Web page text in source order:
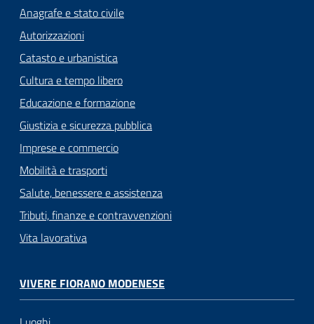
Anagrafe e stato civile
Autorizzazioni
Catasto e urbanistica
Cultura e tempo libero
Educazione e formazione
Giustizia e sicurezza pubblica
Imprese e commercio
Mobilità e trasporti
Salute, benessere e assistenza
Tributi, finanze e contravvenzioni
Vita lavorativa
VIVERE FIORANO MODENESE